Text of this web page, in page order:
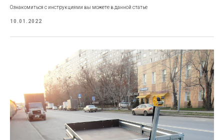
Ознакомиться с инструкциями вы можете в данной статье
10.01.2022